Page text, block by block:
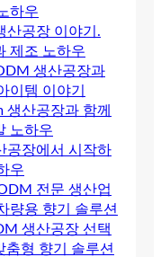
하우
산공장 이야기.
제조 노하우
생산공장과
이템 이야기
생산공장과 함께
노하우
공장에서 시작하
우
전문 생산업
량용 향기 솔루션
생산공장 선택
춤형 향기 솔루션